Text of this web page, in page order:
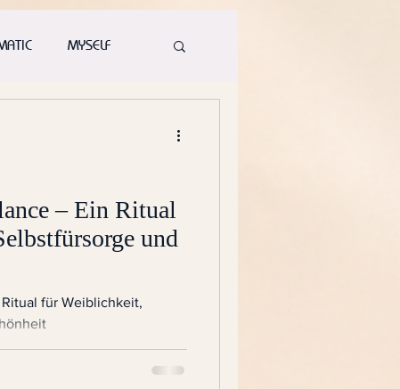
MYSELF
– Ein Ritual
und
für Weiblichkeit,